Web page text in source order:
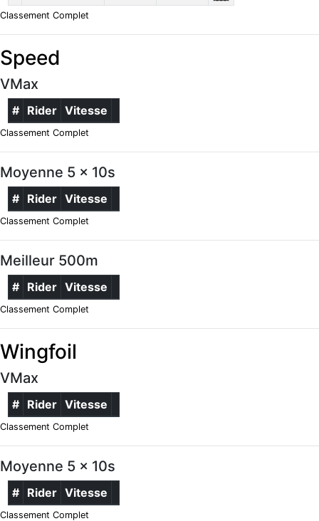
Classement Complet
Speed
VMax
# Rider Vitesse
Classement Complet
Moyenne 5 x 10s
# Rider Vitesse
Classement Complet
Meilleur 500m
# Rider Vitesse
Classement Complet
Wingfoil
VMax
# Rider Vitesse
Classement Complet
Moyenne 5 x 10s
# Rider Vitesse
Classement Complet